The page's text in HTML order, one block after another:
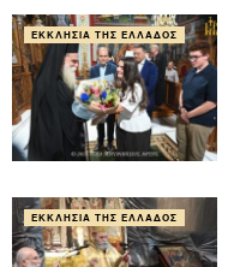
ΕΚΚΛΗΣΊΑ ΤΗΣ ΕΛΛΆΔΟΣ
ΕΚΚΛΗΣΊΑ ΤΗΣ ΕΛΛΆΔΟΣ